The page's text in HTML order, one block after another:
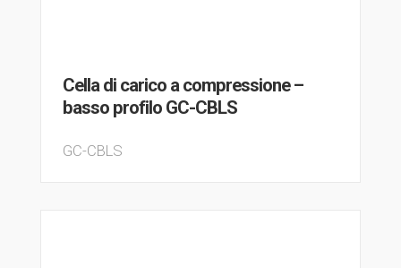
Cella di carico a compressione –
basso profilo GC-CBLS
GC-CBLS